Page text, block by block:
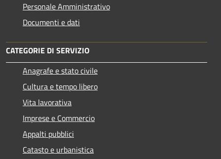
Personale Amministrativo
Documenti e dati
CATEGORIE DI SERVIZIO
Anagrafe e stato civile
Cultura e tempo libero
Vita lavorativa
Imprese e Commercio
Appalti pubblici
Catasto e urbanistica